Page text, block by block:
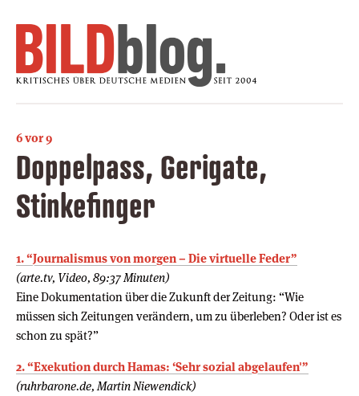
6 vor 9
Doppelpass, Gerigate,
Stinkefinger
1. “Journalismus von morgen – Die virtuelle Feder”
(arte.tv, Video, 89:37 Minuten)
Eine Dokumentation über die Zukunft der Zeitung: “Wie
müssen sich Zeitungen verändern, um zu überleben? Oder ist es
schon zu spät?”
2. “Exekution durch Hamas: ‘Sehr sozial abgelaufen'”
(ruhrbarone.de, Martin Niewendick)